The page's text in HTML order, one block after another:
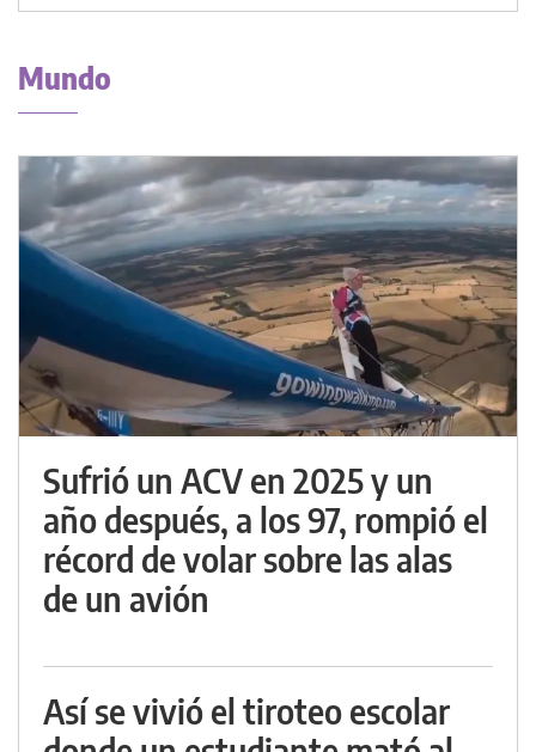
Mundo
Sufrió un ACV en 2025 y un
año después, a los 97, rompió el
récord de volar sobre las alas
de un avión
Así se vivió el tiroteo escolar